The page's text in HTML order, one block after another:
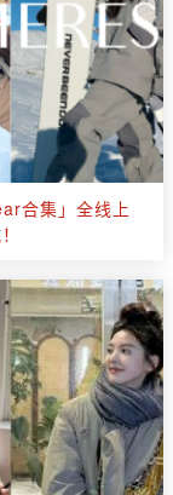
合集」全线上